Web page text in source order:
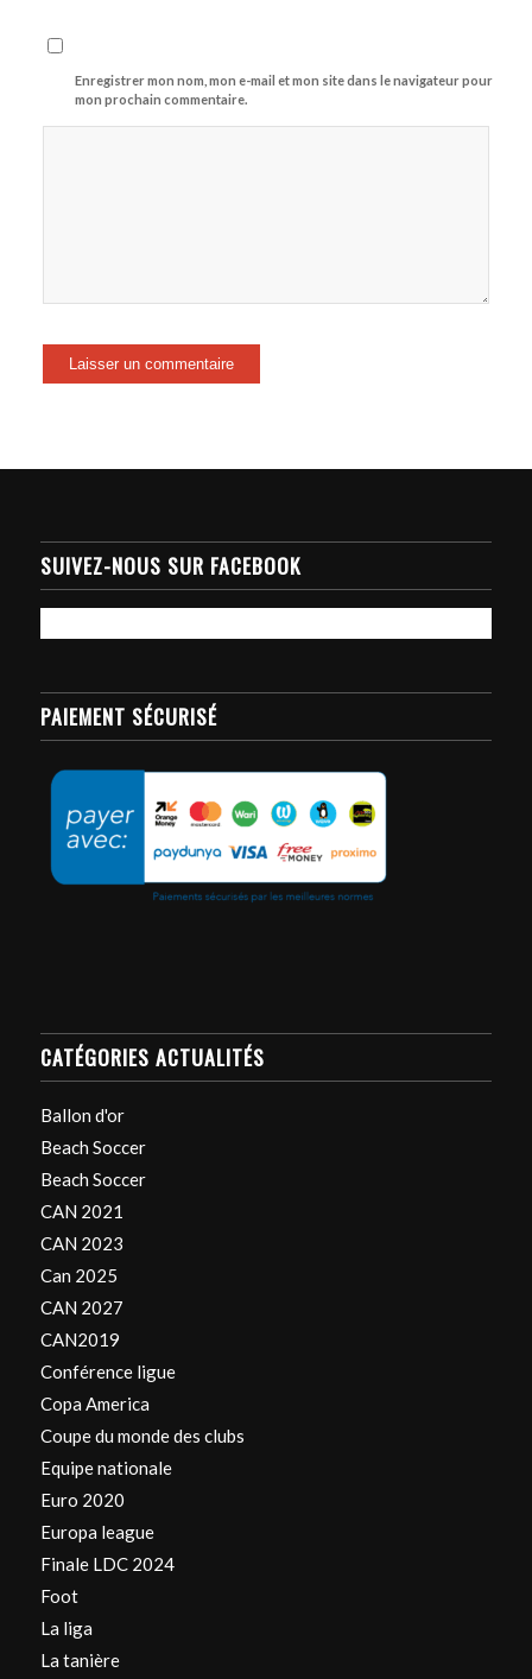
Enregistrer mon nom, mon e-mail et mon site dans le navigateur pour
mon prochain commentaire.
SUIVEZ-NOUS SUR FACEBOOK
PAIEMENT SÉCURISÉ
CATÉGORIES ACTUALITÉS
Ballon d'or
Beach Soccer
Beach Soccer
CAN 2021
CAN 2023
Can 2025
CAN 2027
CAN2019
Conférence ligue
Copa America
Coupe du monde des clubs
Equipe nationale
Euro 2020
Europa league
Finale LDC 2024
Foot
La liga
La tanière